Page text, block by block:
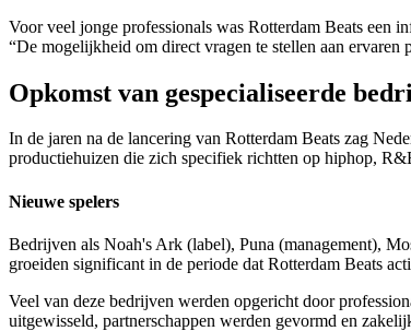
Voor veel jonge professionals was Rotterdam Beats een
“De mogelijkheid om direct vragen te stellen aan ervaren
Opkomst van gespecialiseerde
In de jaren na de lancering van Rotterdam Beats zag
productiehuizen die zich specifiek richtten op hiphop,
Nieuwe spelers
Bedrijven als Noah's Ark (label), Puna (management),
groeiden significant in de periode dat Rotterdam Beats
Veel van deze bedrijven werden opgericht door
uitgewisseld, partnerschappen werden gevormd en